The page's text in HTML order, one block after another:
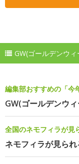
GW(ゴールデンウ
編集部おすすめの「今
GW(ゴールデンウ
全国のネモフィラが見
ネモフィラが見られ